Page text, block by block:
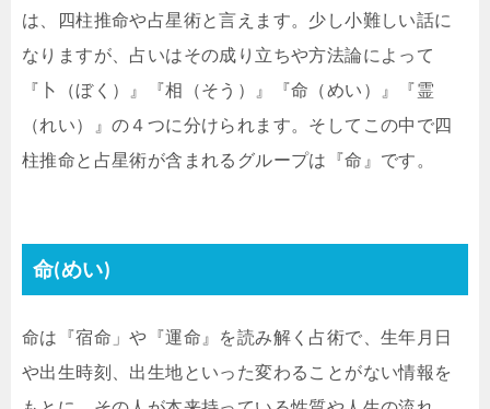
は、四柱推命や占星術と言えます。少し小難しい話に
なりますが、占いはその成り立ちや方法論によって
『卜（ぼく）』『相（そう）』『命（めい）』『霊
（れい）』の４つに分けられます。そしてこの中で四
柱推命と占星術が含まれるグループは『命』です。
命(めい)
命は『宿命」や『運命』を読み解く占術で、生年月日
や出生時刻、出生地といった変わることがない情報を